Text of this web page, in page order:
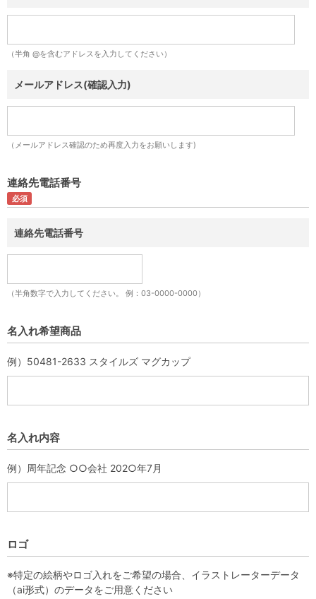
（半角 @を含むアドレスを入力してください）
メールアドレス(確認入力)
（メールアドレス確認のため再度入力をお願いします)
連絡先電話番号
連絡先電話番号
（半角数字で入力してください。 例：03-0000-0000）
名入れ希望商品
例）50481-2633 スタイルズ マグカップ
名入れ内容
例）周年記念 ○○会社 202○年7月
ロゴ
※特定の絵柄やロゴ入れをご希望の場合、イラストレーターデータ
（ai形式）のデータをご用意ください